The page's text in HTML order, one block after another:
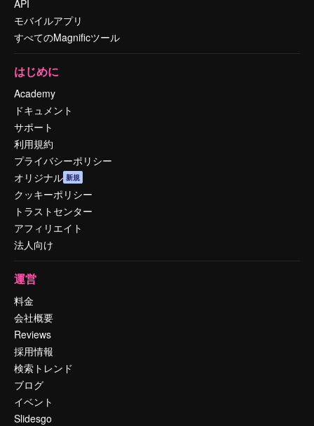
API
モバイルアプリ
すべてのMagnificツール
はじめに
Academy
ドキュメント
サポート
利用規約
プライバシーポリシー
オリジナル 新規
クッキーポリシー
トラストセンター
アフィリエイト
法人向け
運営
料金
会社概要
Reviews
採用情報
検索トレンド
ブログ
イベント
Slidesgo